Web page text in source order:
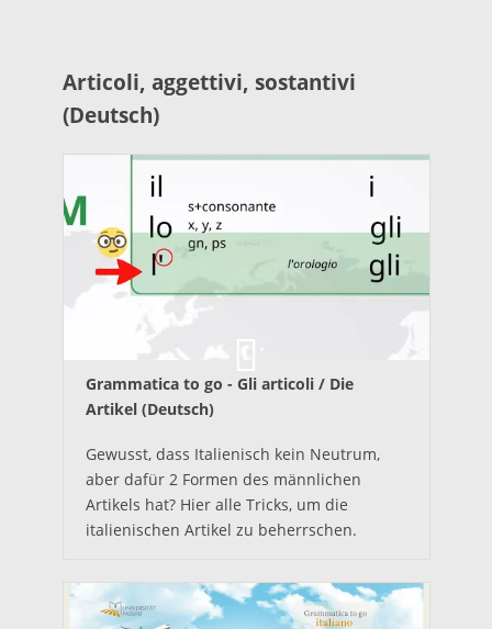
Articoli, aggettivi, sostantivi
(Deutsch)
Grammatica to go - Gli articoli / Die
Artikel (Deutsch)
Gewusst, dass Italienisch kein Neutrum,
aber dafür 2 Formen des männlichen
Artikels hat? Hier alle Tricks, um die
italienischen Artikel zu beherrschen.